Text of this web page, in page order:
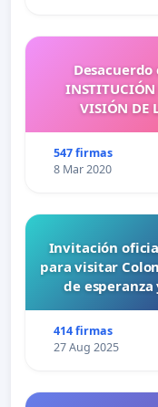
INSTITUCIÓN
VISIÓN DE
547 firmas
8 Mar 2020
Invitación
para visitar
de
414 firmas
27 Aug 2025